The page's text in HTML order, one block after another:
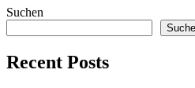
Suchen
Recent Posts